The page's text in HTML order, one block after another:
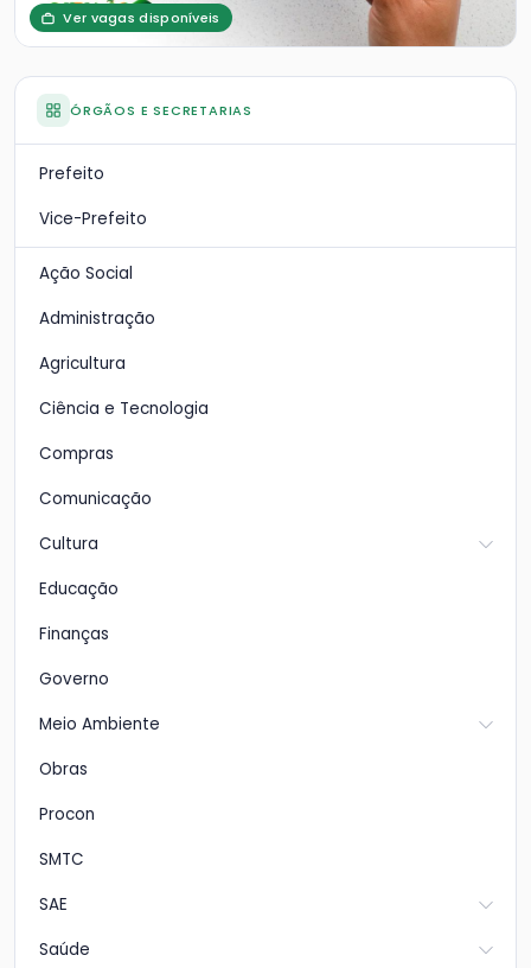
Ver vagas disponíveis
ÓRGÃOS E SECRETARIAS
Prefeito
Vice-Prefeito
Ação Social
Administração
Agricultura
Ciência e Tecnologia
Compras
Comunicação
Cultura
Educação
Finanças
Governo
Meio Ambiente
Obras
Procon
SMTC
SAE
Saúde